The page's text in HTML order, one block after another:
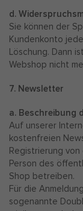
d.
Sie können der
Kundenkonto
Löschung. Dann
Webshop nicht
7. Newsletter
a. Beschreibung
Auf unserer
kostenfreien
Registrierung
Person des
Shop betreiben.
Für die
sogenannte